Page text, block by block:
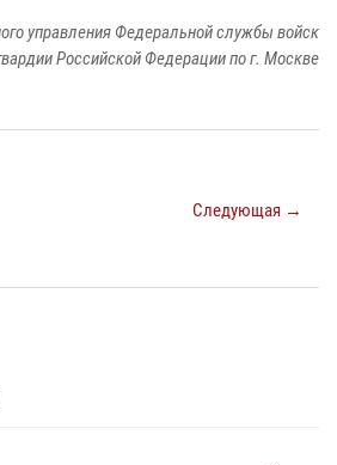
управления Федеральной службы войск
Российской Федерации по г. Москве
Следующая →